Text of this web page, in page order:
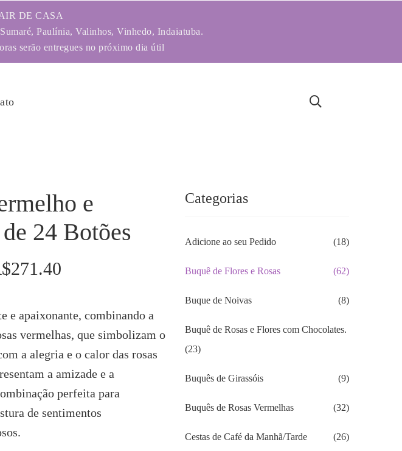
DE CASA
Paulínia, Valinhos, Vinhedo, Indaiatuba.
serão entregues no próximo dia útil
e
24 Botões
271.40
é:
e apaixonante, combinando a
vermelhas, que simbolizam o
a alegria e o calor das rosas
a amizade e a
perfeita para
de sentimentos
Categorias
Adicione ao seu Pedido (18)
Buquê de Flores e Rosas (62)
Buque de Noivas (8)
Buquê de Rosas e Flores com Chocolates.
(23)
Buquês de Girassóis (9)
Buquês de Rosas Vermelhas (32)
Cestas de Café da Manhã/Tarde (26)